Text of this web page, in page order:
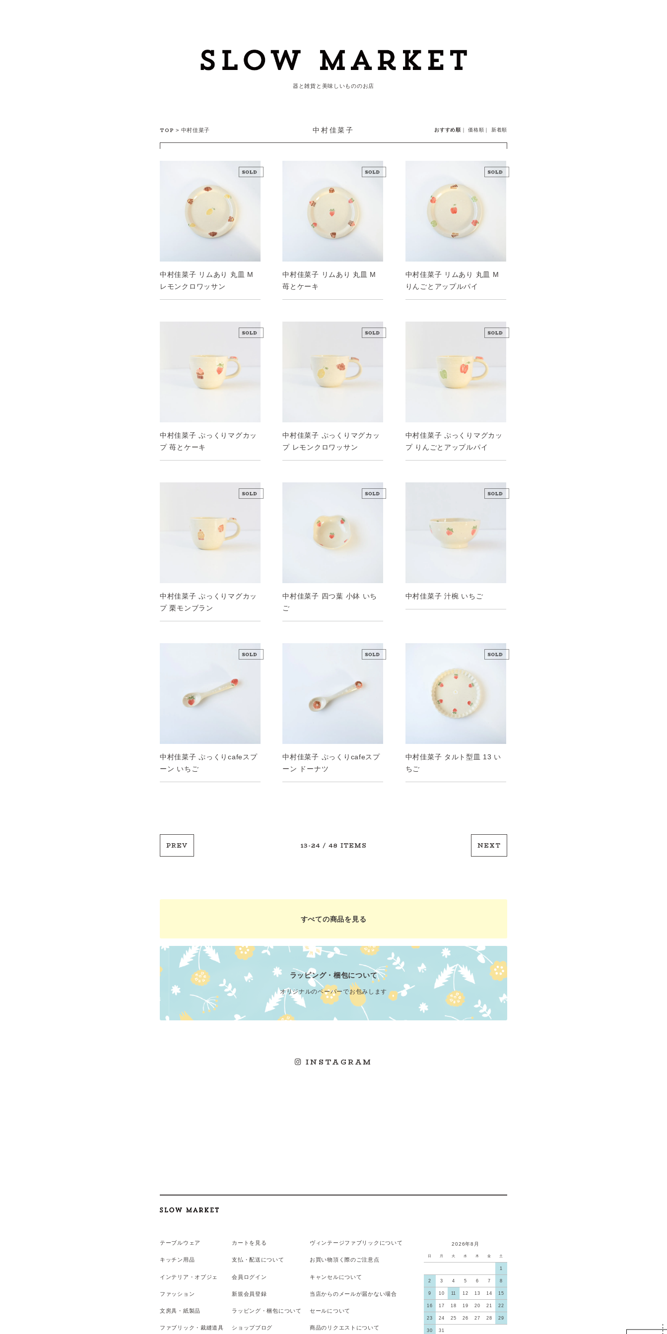
支払・配送について
会員登録
ログイン
器と雑貨と美味しいもののお店
TOP > 中村佳菜子 中村佳菜子 おすすめ順 ｜価格順 ｜ 新着順
中村佳菜子 リムあり 丸皿 M
レモンクロワッサン
中村佳菜子 リムあり 丸皿 M
苺とケーキ
中村佳菜子 リムあり 丸皿 M
りんごとアップルパイ
中村佳菜子 ぷっくりマグカッ
プ 苺とケーキ
中村佳菜子 ぷっくりマグカッ
プ レモンクロワッサン
中村佳菜子 ぷっくりマグカッ
プ りんごとアップルパイ
中村佳菜子 ぷっくりマグカッ
プ 栗モンブラン
中村佳菜子 四つ葉 小鉢 いち
ご
中村佳菜子 汁椀 いちご
中村佳菜子 ぷっくりcafeスプ
ーン いちご
中村佳菜子 ぷっくりcafeスプ
ーン ドーナツ
中村佳菜子 タルト型皿 13 い
ちご
PREV 13-24 / 48 ITEMS NEXT
すべての商品を見る
ラッピング・梱包について
オリジナルのペーパーでお包みします
INSTAGRAM
テーブルウェア
キッチン用品
インテリア・オブジェ
ファッション
文房具・紙製品
ファブリック・裁縫道具
カートを見る
支払 ・配送について
会員ログイン
新規会員登録
ラッピング・梱包について
ショップブログ
ヴィンテージファブリックについて
お買い物頂く際のご注意点
キャンセルについて
当店からのメールが届かない場合
セールについて
商品のリクエストについて
2026年8月
日 月 火 水 木 金 土
1
2 3 4 5 6 7 8
9 10 11 12 13 14 15
16 17 18 19 20 21 22
23 24 25 26 27 28 29
30 31